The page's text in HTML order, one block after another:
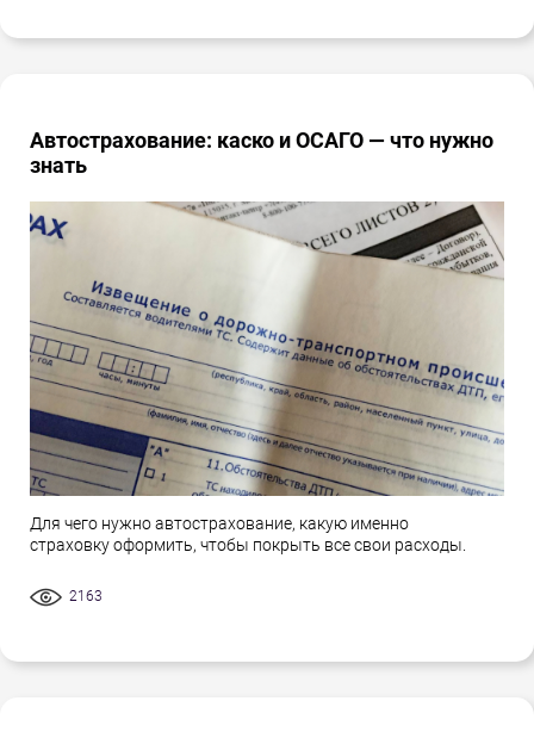
Автострахование: каско и ОСАГО — что нужно
знать
Для чего нужно автострахование, какую именно
страховку оформить, чтобы покрыть все свои расходы.
2163